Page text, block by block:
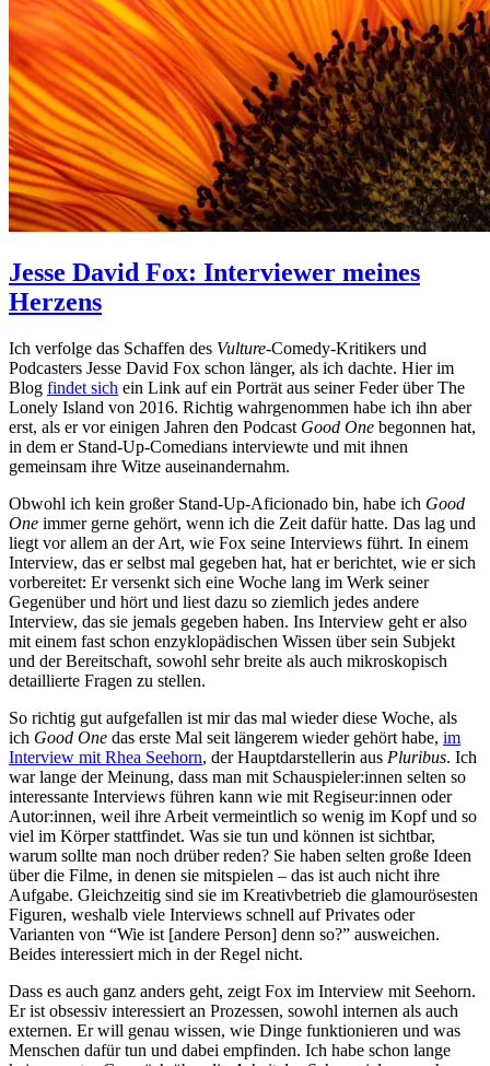
Jesse David Fox: Interviewer meines
Herzens
Ich verfolge das Schaffen des Vulture-Comedy-Kritikers und
Podcasters Jesse David Fox schon länger, als ich dachte. Hier im
Blog findet sich ein Link auf ein Porträt aus seiner Feder über The
Lonely Island von 2016. Richtig wahrgenommen habe ich ihn aber
erst, als er vor einigen Jahren den Podcast Good One begonnen hat,
in dem er Stand-Up-Comedians interviewte und mit ihnen
gemeinsam ihre Witze auseinandernahm.
Obwohl ich kein großer Stand-Up-Aficionado bin, habe ich Good
One immer gerne gehört, wenn ich die Zeit dafür hatte. Das lag und
liegt vor allem an der Art, wie Fox seine Interviews führt. In einem
Interview, das er selbst mal gegeben hat, hat er berichtet, wie er sich
vorbereitet: Er versenkt sich eine Woche lang im Werk seiner
Gegenüber und hört und liest dazu so ziemlich jedes andere
Interview, das sie jemals gegeben haben. Ins Interview geht er also
mit einem fast schon enzyklopädischen Wissen über sein Subjekt
und der Bereitschaft, sowohl sehr breite als auch mikroskopisch
detaillierte Fragen zu stellen.
So richtig gut aufgefallen ist mir das mal wieder diese Woche, als
ich Good One das erste Mal seit längerem wieder gehört habe, im
Interview mit Rhea Seehorn, der Hauptdarstellerin aus Pluribus. Ich
war lange der Meinung, dass man mit Schauspieler:innen selten so
interessante Interviews führen kann wie mit Regiseur:innen oder
Autor:innen, weil ihre Arbeit vermeintlich so wenig im Kopf und so
viel im Körper stattfindet. Was sie tun und können ist sichtbar,
warum sollte man noch drüber reden? Sie haben selten große Ideen
über die Filme, in denen sie mitspielen – das ist auch nicht ihre
Aufgabe. Gleichzeitig sind sie im Kreativbetrieb die glamourösesten
Figuren, weshalb viele Interviews schnell auf Privates oder
Varianten von “Wie ist [andere Person] denn so?” ausweichen.
Beides interessiert mich in der Regel nicht.
Dass es auch ganz anders geht, zeigt Fox im Interview mit Seehorn.
Er ist obsessiv interessiert an Prozessen, sowohl internen als auch
externen. Er will genau wissen, wie Dinge funktionieren und was
Menschen dafür tun und dabei empfinden. Ich habe schon lange